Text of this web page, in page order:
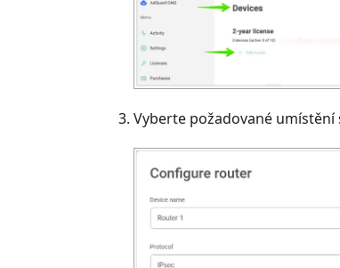
Vyberte požadované